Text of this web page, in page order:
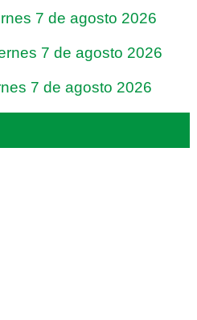
7 de agosto 2026
7 de agosto 2026
7 de agosto 2026